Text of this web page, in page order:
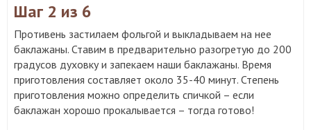
Шаг 2 из 6
Противень застилаем фольгой и выкладываем на нее
баклажаны. Ставим в предварительно разогретую до 200
градусов духовку и запекаем наши баклажаны. Время
приготовления составляет около 35-40 минут. Степень
приготовления можно определить спичкой – если
баклажан хорошо прокалывается – тогда готово!